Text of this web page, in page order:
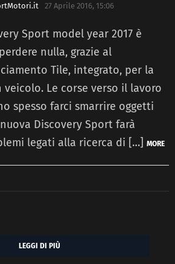
27 Aprile 2016, 15:06
Sport model year 2017 è
nulla, grazie al
Tile, integrato, per la
Le corse verso il lavoro
spesso farci smarrire oggetti
Discovery Sport farà
legati alla ricerca di […] MORE
LEGGI DI PIÙ